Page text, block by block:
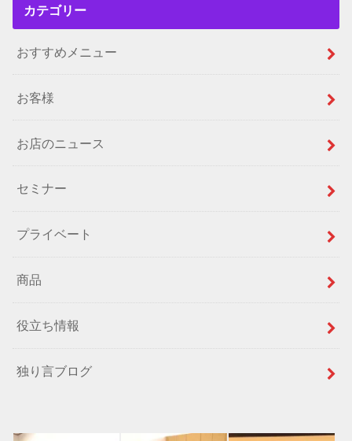
カテゴリー
おすすめメニュー
お客様
お店のニュース
セミナー
プライベート
商品
役立ち情報
独り言ブログ